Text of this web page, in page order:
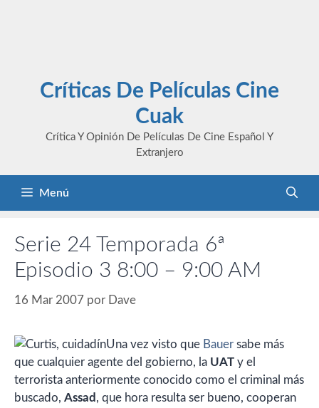
Críticas De Películas Cine
Cuak
Crítica Y Opinión De Películas De Cine Español Y
Extranjero
Menú
Serie 24 Temporada 6ª
Episodio 3 8:00 – 9:00 AM
16 Mar 2007 por Dave
Una vez visto que Bauer sabe más
que cualquier agente del gobierno, la UAT y el
terrorista anteriormente conocido como el criminal más
buscado, Assad , que hora resulta ser bueno, cooperan